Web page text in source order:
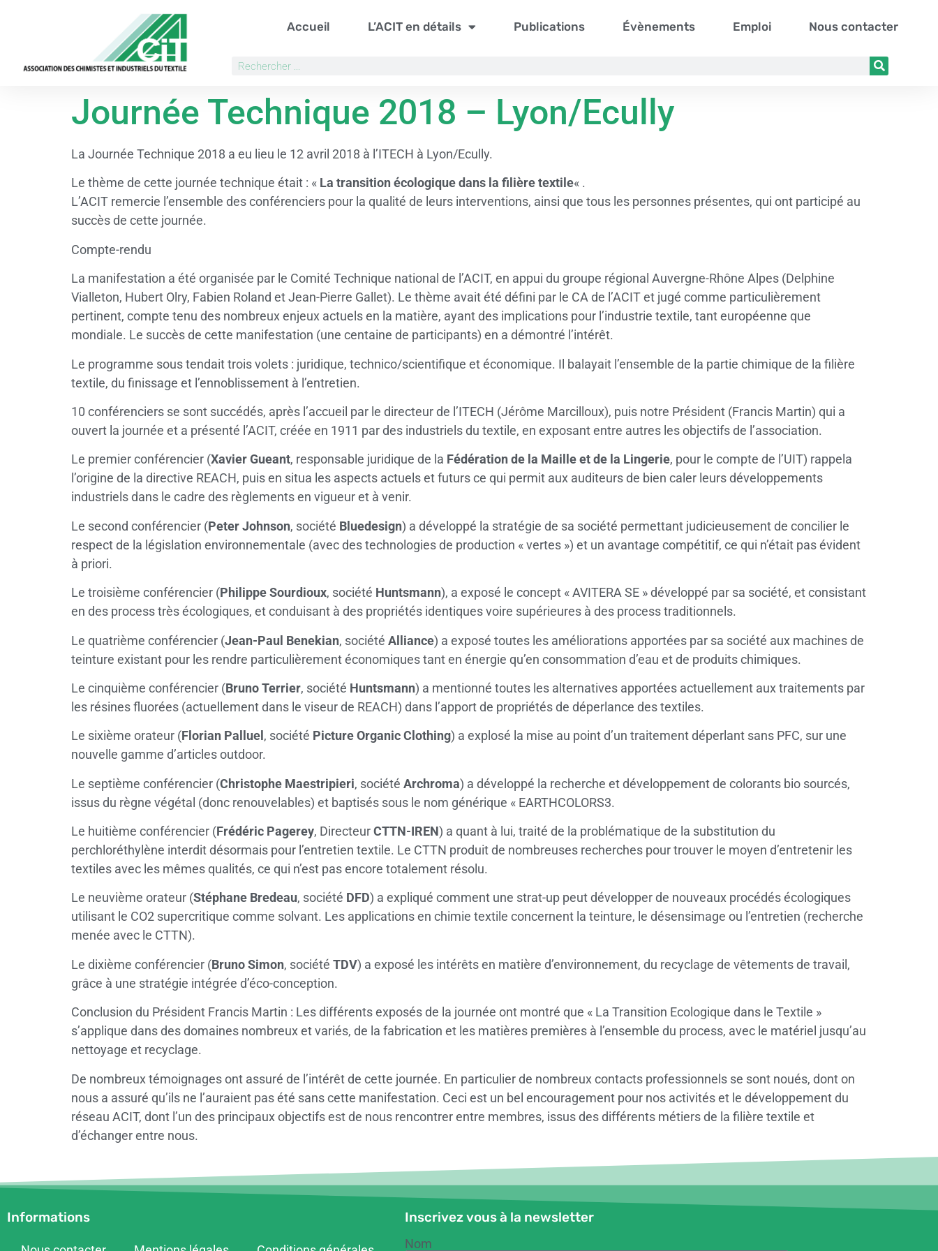
Accueil L’ACIT en détails Publications Évènements Emploi Nous contacter
Journée Technique 2018 – Lyon/Ecully
La Journée Technique 2018 a eu lieu le 12 avril 2018 à l’ITECH à Lyon/Ecully.
Le thème de cette journée technique était : « La transition écologique dans la filière textile« .
L’ACIT remercie l’ensemble des conférenciers pour la qualité de leurs interventions, ainsi que tous les personnes présentes, qui ont participé au
succès de cette journée.
Compte-rendu
La manifestation a été organisée par le Comité Technique national de l’ACIT, en appui du groupe régional Auvergne-Rhône Alpes (Delphine
Vialleton, Hubert Olry, Fabien Roland et Jean-Pierre Gallet). Le thème avait été défini par le CA de l’ACIT et jugé comme particulièrement
pertinent, compte tenu des nombreux enjeux actuels en la matière, ayant des implications pour l’industrie textile, tant européenne que
mondiale. Le succès de cette manifestation (une centaine de participants) en a démontré l’intérêt.
Le programme sous tendait trois volets : juridique, technico/scientifique et économique. Il balayait l’ensemble de la partie chimique de la filière
textile, du finissage et l’ennoblissement à l’entretien.
10 conférenciers se sont succédés, après l’accueil par le directeur de l’ITECH (Jérôme Marcilloux), puis notre Président (Francis Martin) qui a
ouvert la journée et a présenté l’ACIT, créée en 1911 par des industriels du textile, en exposant entre autres les objectifs de l’association.
Le premier conférencier (Xavier Gueant, responsable juridique de la Fédération de la Maille et de la Lingerie, pour le compte de l’UIT) rappela
l’origine de la directive REACH, puis en situa les aspects actuels et futurs ce qui permit aux auditeurs de bien caler leurs développements
industriels dans le cadre des règlements en vigueur et à venir.
Le second conférencier (Peter Johnson, société Bluedesign) a développé la stratégie de sa société permettant judicieusement de concilier le
respect de la législation environnementale (avec des technologies de production « vertes ») et un avantage compétitif, ce qui n’était pas évident
à priori.
Le troisième conférencier (Philippe Sourdioux, société Huntsmann), a exposé le concept « AVITERA SE » développé par sa société, et consistant
en des process très écologiques, et conduisant à des propriétés identiques voire supérieures à des process traditionnels.
Le quatrième conférencier (Jean-Paul Benekian, société Alliance) a exposé toutes les améliorations apportées par sa société aux machines de
teinture existant pour les rendre particulièrement économiques tant en énergie qu’en consommation d’eau et de produits chimiques.
Le cinquième conférencier (Bruno Terrier, société Huntsmann) a mentionné toutes les alternatives apportées actuellement aux traitements par
les résines fluorées (actuellement dans le viseur de REACH) dans l’apport de propriétés de déperlance des textiles.
Le sixième orateur (Florian Palluel , société Picture Organic Clothing) a explosé la mise au point d’un traitement déperlant sans PFC, sur une
nouvelle gamme d’articles outdoor.
Le septième conférencier (Christophe Maestripieri, société Archroma) a développé la recherche et développement de colorants bio sourcés,
issus du règne végétal (donc renouvelables) et baptisés sous le nom générique « EARTHCOLORS3.
Le huitième conférencier (Frédéric Pagerey, DirecteurCTTN-IREN) a quant à lui, traité de la problématique de la substitution du
perchloréthylène interdit désormais pour l’entretien textile. Le CTTN produit de nombreuses recherches pour trouver le moyen d’entretenir les
textiles avec les mêmes qualités, ce qui n’est pas encore totalement résolu.
Le neuvième orateur (Stéphane Bredeau, société DFD) a expliqué comment une strat-up peut développer de nouveaux procédés écologiques
utilisant le CO2 supercritique comme solvant. Les applications en chimie textile concernent la teinture, le désensimage ou l’entretien (recherche
menée avec le CTTN).
Le dixième conférencier (Bruno Simon, société TDV) a exposé les intérêts en matière d’environnement, du recyclage de vêtements de travail,
grâce à une stratégie intégrée d’éco-conception.
Conclusion du Président Francis Martin : Les différents exposés de la journée ont montré que « La Transition Ecologique dans le Textile »
s’applique dans des domaines nombreux et variés, de la fabrication et les matières premières à l’ensemble du process, avec le matériel jusqu’au
nettoyage et recyclage.
De nombreux témoignages ont assuré de l’intérêt de cette journée. En particulier de nombreux contacts professionnels se sont noués, dont on
nous a assuré qu’ils ne l’auraient pas été sans cette manifestation. Ceci est un bel encouragement pour nos activités et le développement du
réseau ACIT, dont l’un des principaux objectifs est de nous rencontrer entre membres, issus des différents métiers de la filière textile et
d’échanger entre nous.
Informations Inscrivez vous à la newsletter
Nom